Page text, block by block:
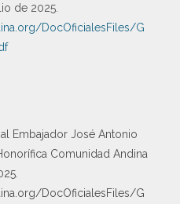
de 2025.
DocOficialesFiles/G
Embajador José Antonio
Comunidad Andina
DocOficialesFiles/G